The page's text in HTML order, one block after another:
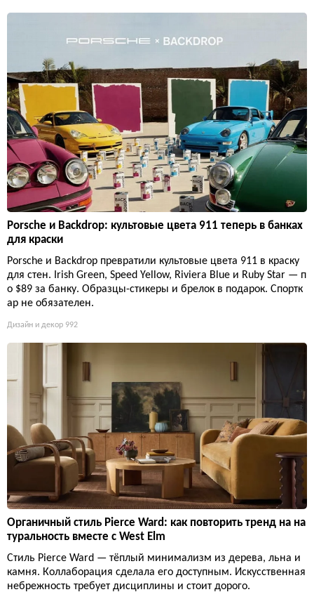
Porsche и Backdrop: культовые цвета 911 теперь в банках
для краски
Porsche и Backdrop превратили культовые цвета 911 в краску
для стен. Irish Green, Speed Yellow, Riviera Blue и Ruby Star — п
о $89 за банку. Образцы-стикеры и брелок в подарок. Спортк
ар не обязателен.
Дизайн и декор 992
Органичный стиль Pierce Ward: как повторить тренд на на
туральность вместе с West Elm
Стиль Pierce Ward — тёплый минимализм из дерева, льна и
камня. Коллаборация сделала его доступным. Искусственная
небрежность требует дисциплины и стоит дорого.